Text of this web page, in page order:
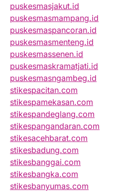
puskesmasjakut.id
puskesmasmampang.id
puskesmaspancoran.id
puskesmasmenteng.id
puskesmassenen.id
puskesmaskramatjati.id
puskesmasngambeg.id
stikespacitan.com
stikespamekasan.com
stikespandeglang.com
stikespangandaran.com
stikesacehbarat.com
stikesbadung.com
stikesbanggai.com
stikesbangka.com
stikesbanyumas.com